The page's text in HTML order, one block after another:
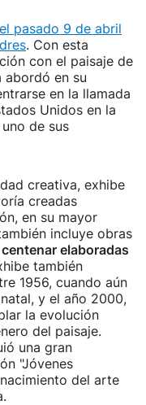
pasado 9 de abril
. Con esta
con el paisaje de
abordó en su
en la llamada
Unidos en la
de sus
creativa, exhibe
creadas
en su mayor
incluye obras
elaboradas
también
1956, cuando aún
y el año 2000,
la evolución
del paisaje.
una gran
"Jóvenes
del arte